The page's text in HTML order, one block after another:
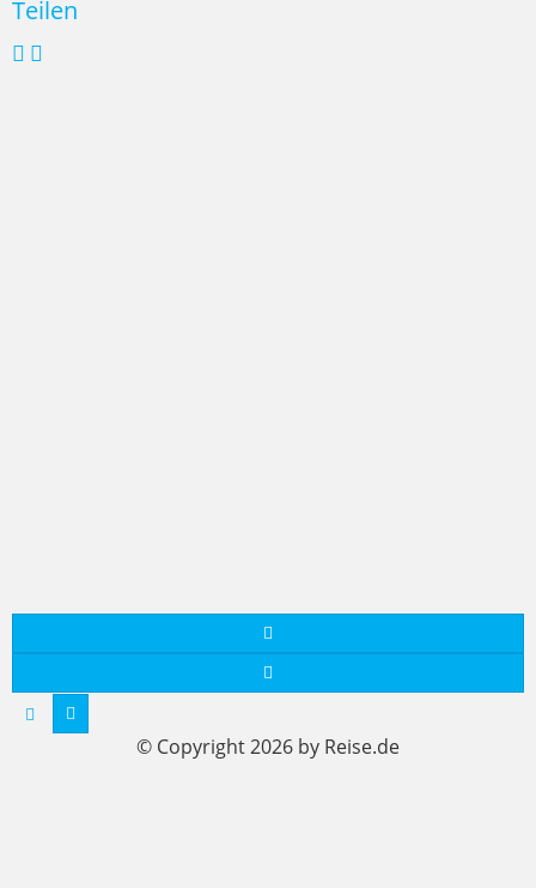
Teilen
© Copyright 2026 by Reise.de